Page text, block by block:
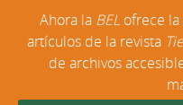
Ahora la BEL ofrece
artículos de la revista
de archivos